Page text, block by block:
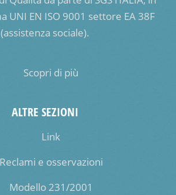
UNI EN ISO 9001 settore EA 38F
(assistenza sociale).
Scopri di più
ALTRE SEZIONI
Link
Reclami e osservazioni
Modello 231/2001